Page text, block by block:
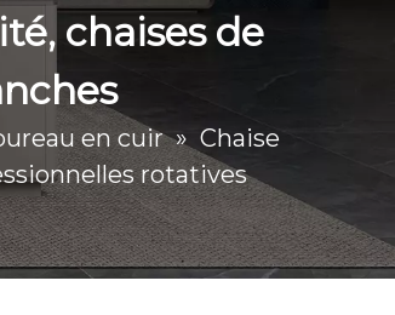
chaises de
en cuir » Chaise
rotatives